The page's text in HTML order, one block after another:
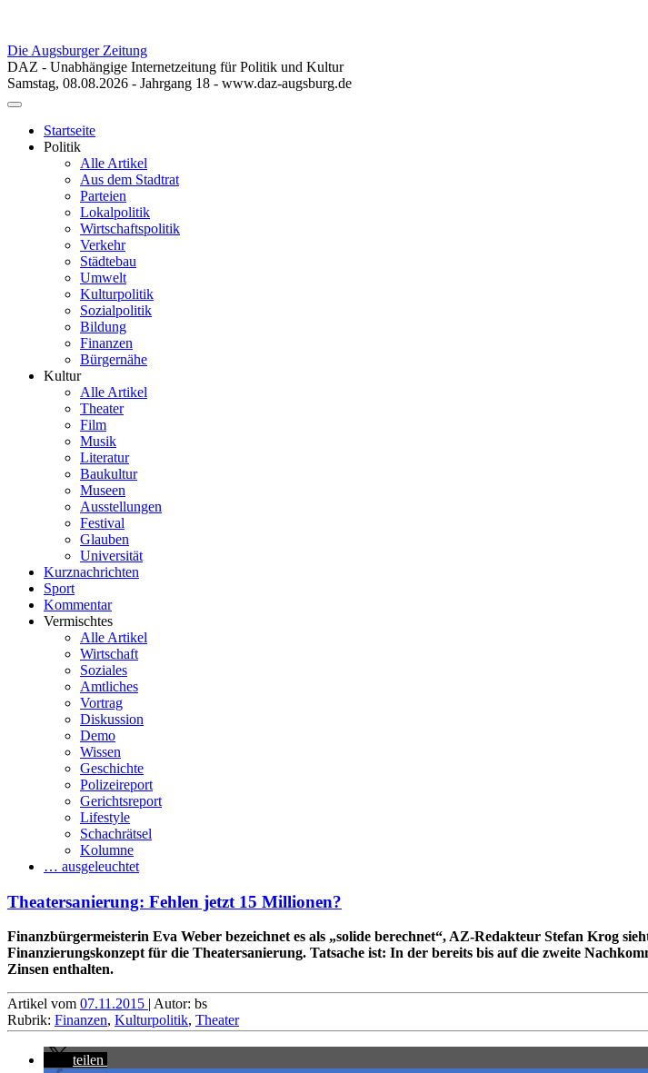
Die Augsburger Zeitung
DAZ - Unabhängige Internetzeitung für Politik und Kultur
Samstag, 08.08.2026 - Jahrgang 18 - www.daz-augsburg.de
Toggle
navigationStartseite
Politik
Alle Artikel
Aus dem Stadtrat
Parteien
Lokalpolitik
Wirtschaftspolitik
Verkehr
Städtebau
Umwelt
Kulturpolitik
Sozialpolitik
Bildung
Finanzen
Bürgernähe
Kultur
Alle Artikel
Theater
Film
Musik
Literatur
Baukultur
Museen
Ausstellungen
Festival
Glauben
Universität
Kurznachrichten
Sport
Kommentar
Vermischtes
Alle Artikel
Wirtschaft
Soziales
Amtliches
Vortrag
Diskussion
Demo
Wissen
Geschichte
Polizeireport
Gerichtsreport
Lifestyle
Schachrätsel
Kolumne
… ausgeleuchtet
Theatersanierung: Fehlen jetzt 15 Millionen?
Finanzbürger­meisterin Eva Weber bezeichnet es als „solide berechnet“, AZ-Redakteur Stefan Krog
Finanzierungs­konzept für die Theater­sanierung. Tatsache ist: In der bereits bis auf die zweite
Zinsen enthalten.
Artikel vom 07.11.2015 | Autor: bs
Rubrik: Finanzen, Kulturpolitik, Theater
teilen